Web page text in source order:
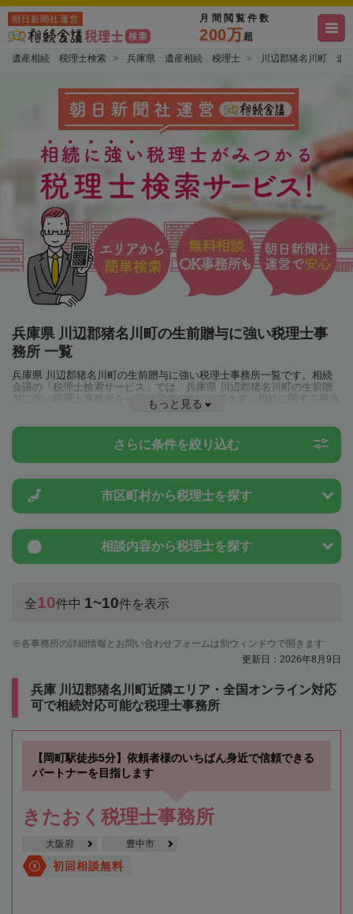
朝日新聞社運営 月間閲覧件数
200万超
遺産相続 税理士検索 兵庫県 遺産相続 税理士 川辺郡猪名川町 遺
兵庫県 川辺郡猪名川町の生前贈与に強い税理士事
務所 一覧
兵庫県 川辺郡猪名川町の生前贈与に強い税理士事務所一覧です。相続
会議の「税理士検索サービス」では、兵庫県 川辺郡猪名川町の生前贈
与に強い税理士事務所を一覧で見ることが出来ます。相続に関する税金
や特例制度のことは一度近隣の税理士に相談してみましょう。
もっと見る
さらに条件を絞り込む
市区町村から税理士を探す
相談内容から税理士を探す
全10件中 1~10件を表示
各事務所の詳細情報とお問い合わせフォームは別ウィンドウで開きます
更新日：2026年8月9日
兵庫 川辺郡猪名川町近隣エリア・全国オンライン対応
可で相続対応可能な税理士事務所
【岡町駅徒歩5分】依頼者様のいちばん身近で信頼できる
パートナーを目指します
きたおく税理士事務所
大阪府 豊中市
初回相談無料